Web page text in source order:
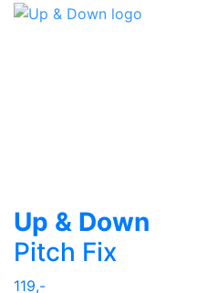
Up & Down
Pitch Fix
119,-